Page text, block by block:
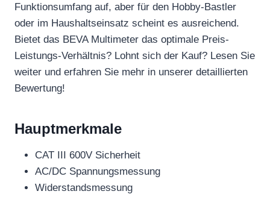
Funktionsumfang auf, aber für den Hobby-Bastler
oder im Haushaltseinsatz scheint es ausreichend.
Bietet das BEVA Multimeter das optimale Preis-
Leistungs-Verhältnis? Lohnt sich der Kauf? Lesen Sie
weiter und erfahren Sie mehr in unserer detaillierten
Bewertung!
Hauptmerkmale
CAT III 600V Sicherheit
AC/DC Spannungsmessung
Widerstandsmessung